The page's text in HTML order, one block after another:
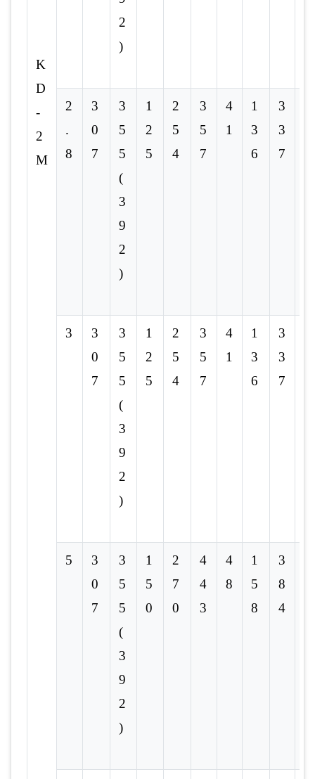
K
D
-
2
M
2
)
2
.
8
3
0
7
3
5
5
(
3
9
2
)
1
2
5
2
5
4
3
5
7
4
1
1
3
6
3
3
7
3
3
0
7
3
5
5
(
3
9
2
)
1
2
5
2
5
4
3
5
7
4
1
1
3
6
3
3
7
5
3
0
7
3
5
5
(
3
9
2
)
1
5
0
2
7
0
4
4
3
4
8
1
5
8
3
8
4